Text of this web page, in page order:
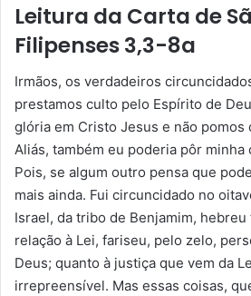
Leitura da Carta de
Filipenses 3,3-8a
Irmãos, os verdadeiros
prestamos culto pelo Espírito de
glória em Cristo Jesus e não pomos
Aliás, também eu poderia pôr minha
Pois, se algum outro pensa que
mais ainda. Fui circuncidado no
Israel, da tribo de Benjamim,
relação à Lei, fariseu, pelo zelo,
Deus; quanto à justiça que vem da
irrepreensível. Mas essas coisas,